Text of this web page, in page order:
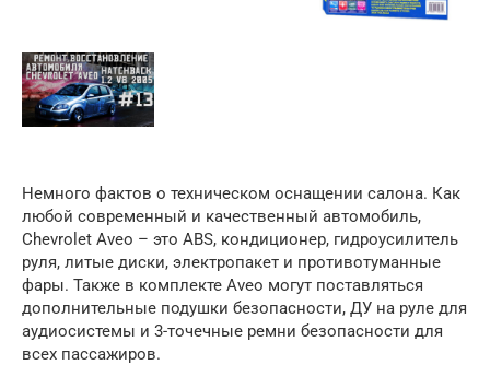
Немного фактов о техническом оснащении салона. Как
любой современный и качественный автомобиль,
Chevrolet Aveo – это ABS, кондиционер, гидроусилитель
руля, литые диски, электропакет и противотуманные
фары. Также в комплекте Aveo могут поставляться
дополнительные подушки безопасности, ДУ на руле для
аудиосистемы и 3-точечные ремни безопасности для
всех пассажиров.